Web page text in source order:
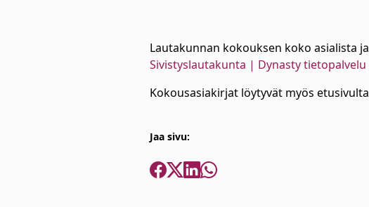
Lautakunnan kokouksen koko asialista
Sivistyslautakunta | Dynasty
Kokousasiakirjat löytyvät myös
Jaa sivu: